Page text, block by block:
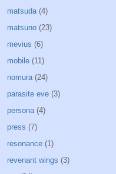
matsuda (4)
matsuno (23)
mevius (6)
mobile (11)
nomura (24)
parasite eve (3)
persona (4)
press (7)
resonance (1)
revenant wings (3)